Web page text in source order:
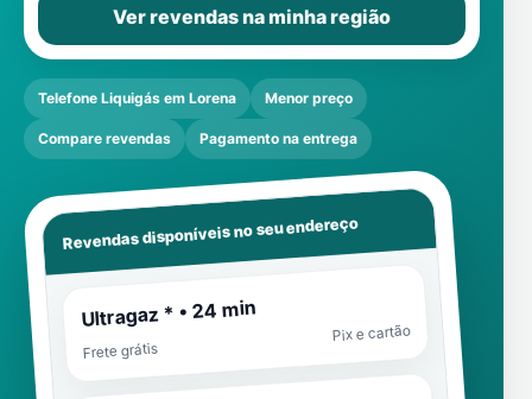
Ver revendas na minha região
Telefone Liquigás em Lorena Menor preço
Compare revendas Pagamento na entrega
Revendas disponíveis no seu endereço
Ultragaz * • 24 min
Frete grátis
Pix e cartão